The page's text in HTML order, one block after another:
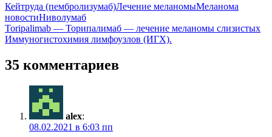
Кейтруда (пембролизумаб)Лечение меланомыМеланома
новостиНиволумаб
Навигация
по
записям
Previous
Post:
Toripalimab — Торипалимаб — лечение меланомы слизистых
Next
Иммуногистохимия лимфоузлов (ИГХ).
35 комментариев
alex:
08.02.2021 в 6:03 пп